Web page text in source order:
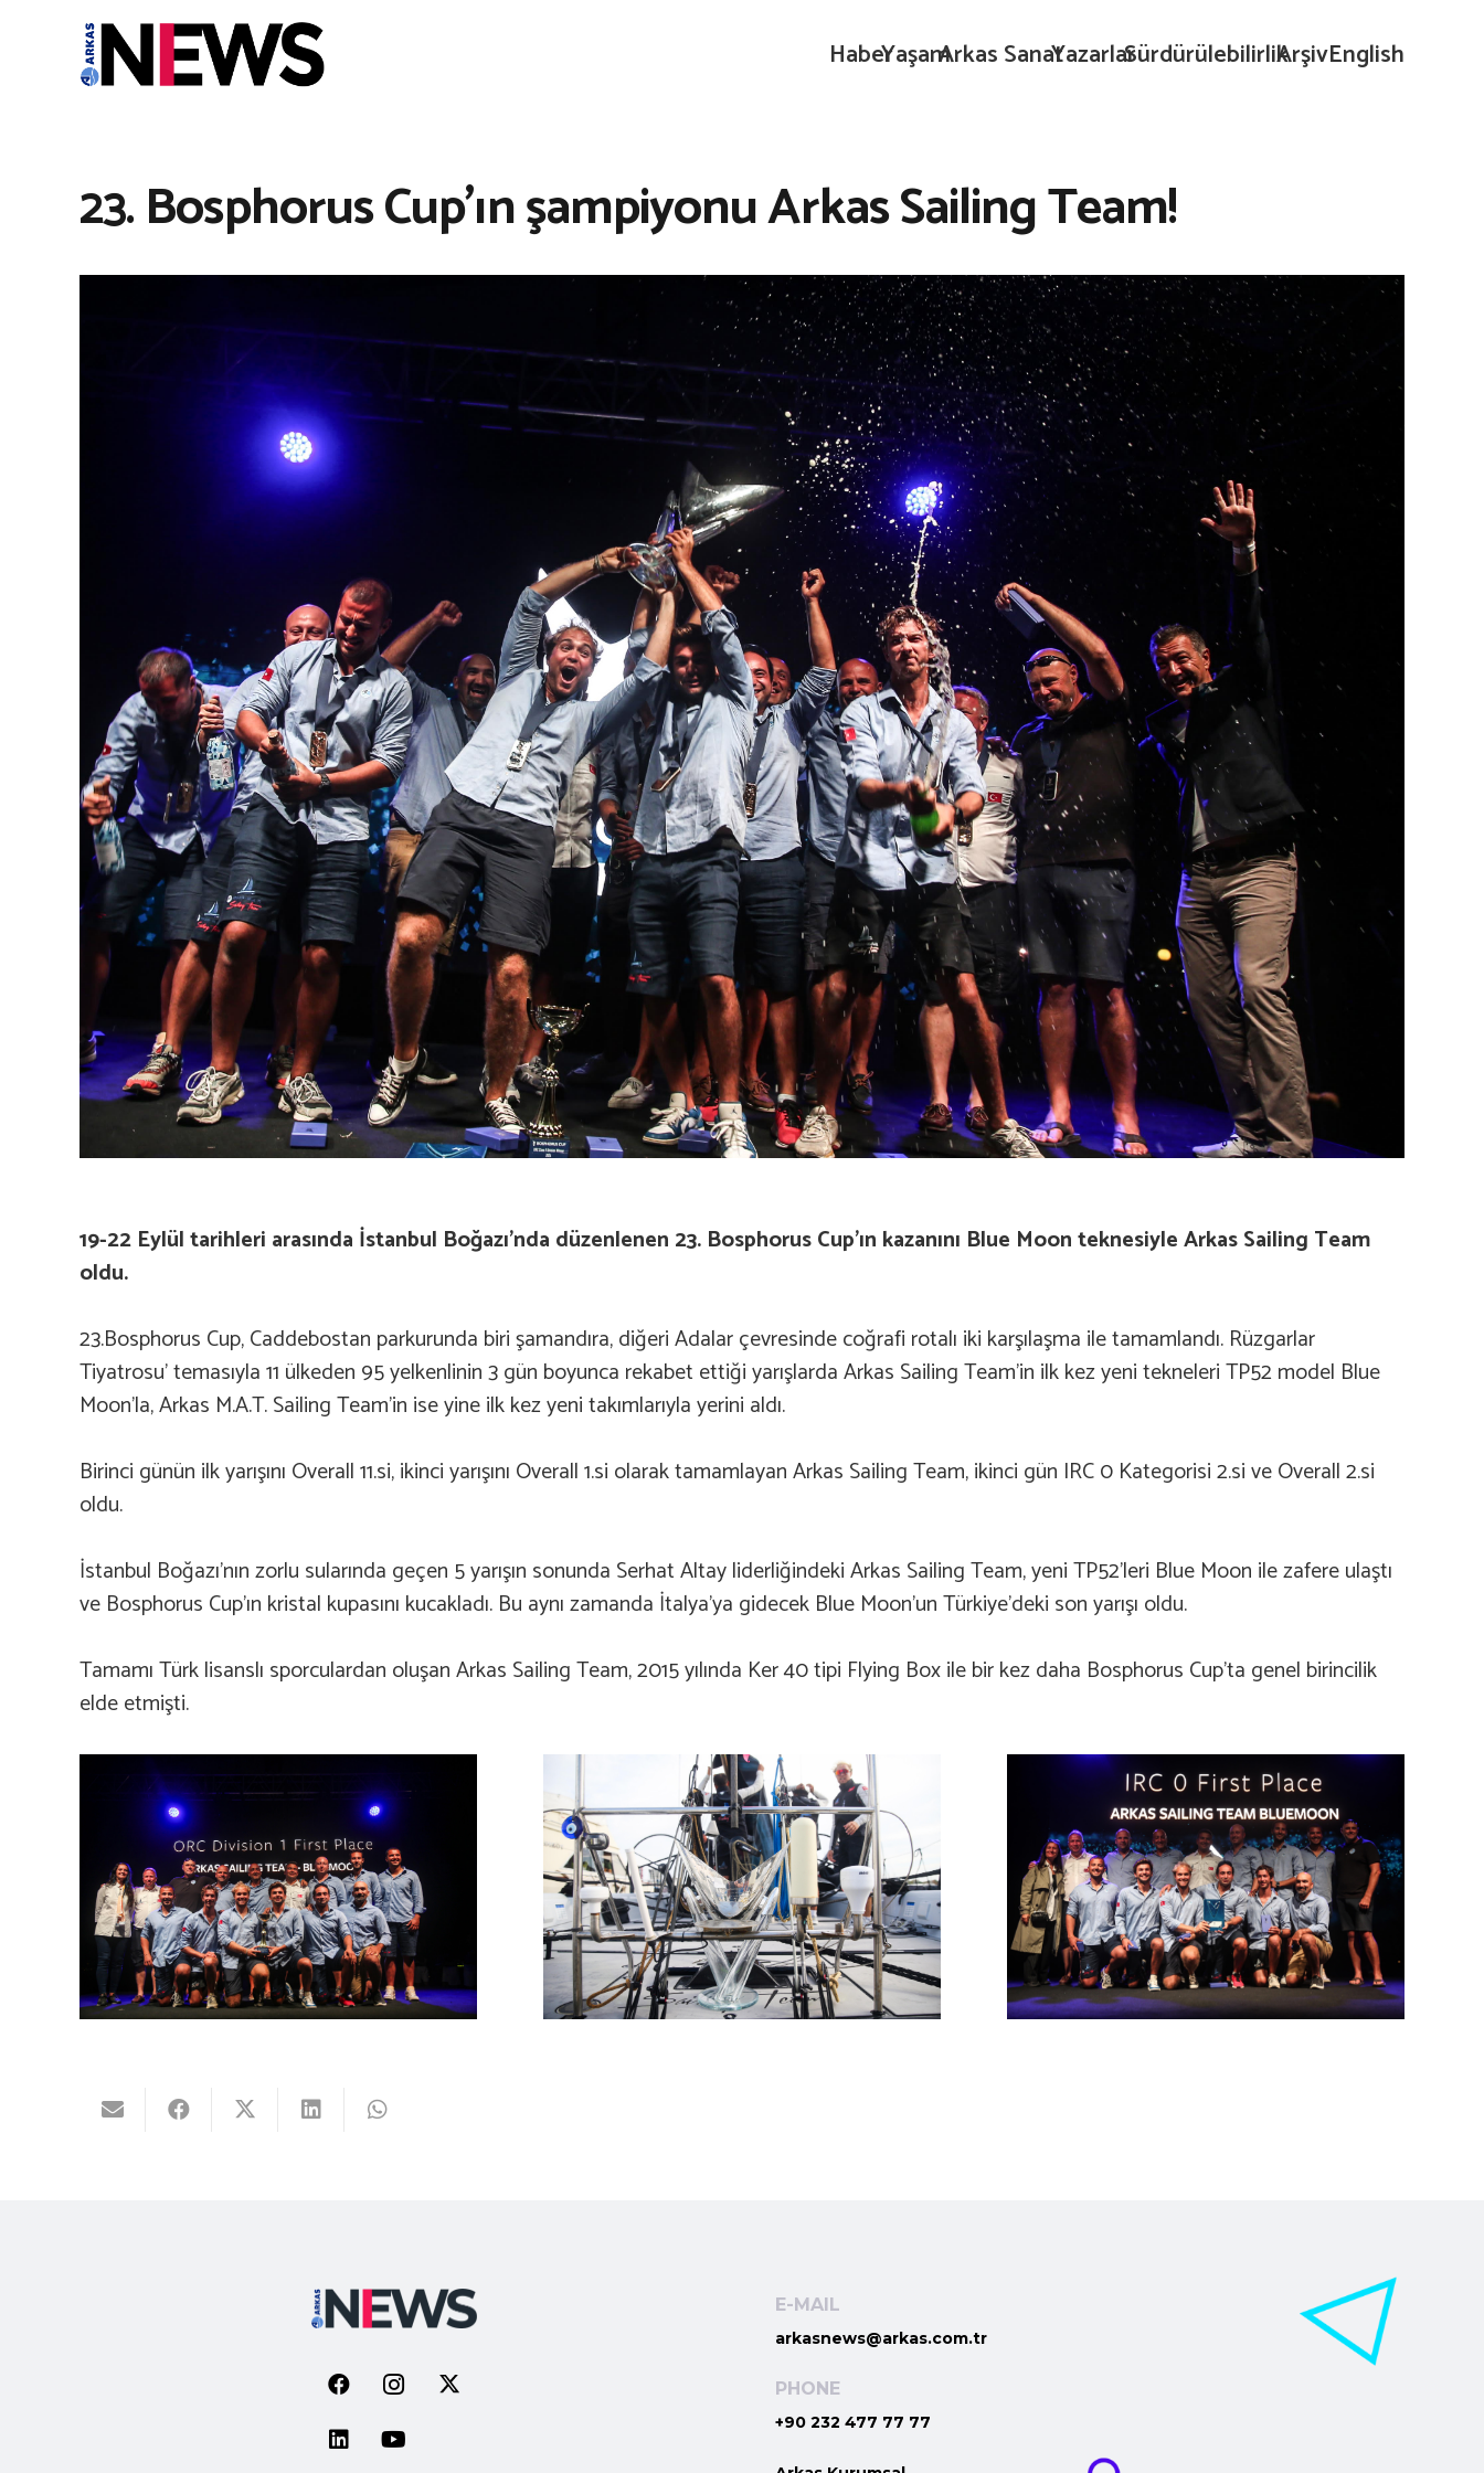
HaberYaşamArkas SanatYazarlarSürdürülebilirlikArşivEnglish
23. Bosphorus Cup’ın şampiyonu Arkas Sailing Team!
19-22 Eylül tarihleri arasında İstanbul Boğazı’nda düzenlenen 23. Bosphorus Cup’ın kazanını Blue Moon teknesiyle Arkas Sailing Team
oldu.
23.Bosphorus Cup, Caddebostan parkurunda biri şamandıra, diğeri Adalar çevresinde coğrafi rotalı iki karşılaşma ile tamamlandı. Rüzgarlar
Tiyatrosu’ temasıyla 11 ülkeden 95 yelkenlinin 3 gün boyunca rekabet ettiği yarışlarda Arkas Sailing Team’in ilk kez yeni tekneleri TP52 model Blue
Moon’la, Arkas M.A.T. Sailing Team’in ise yine ilk kez yeni takımlarıyla yerini aldı.
Birinci günün ilk yarışını Overall 11.si, ikinci yarışını Overall 1.si olarak tamamlayan Arkas Sailing Team, ikinci gün IRC 0 Kategorisi 2.si ve Overall 2.si
oldu.
İstanbul Boğazı’nın zorlu sularında geçen 5 yarışın sonunda Serhat Altay liderliğindeki Arkas Sailing Team, yeni TP52’leri Blue Moon ile zafere ulaştı
ve Bosphorus Cup’ın kristal kupasını kucakladı. Bu aynı zamanda İtalya’ya gidecek Blue Moon’un Türkiye’deki son yarışı oldu.
Tamamı Türk lisanslı sporculardan oluşan Arkas Sailing Team, 2015 yılında Ker 40 tipi Flying Box ile bir kez daha Bosphorus Cup’ta genel birincilik
elde etmişti.
E-MAIL
arkasnews@arkas.com.tr
PHONE
+90 232 477 77 77